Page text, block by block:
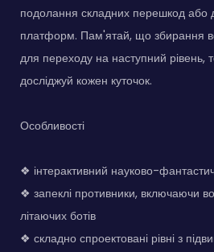
подолання складних перешкод або
платформ. Пам'ятай, що збирання
для переходу на наступний рівень,
досліджуй кожен куточок.
Особливості
❖ інтерактивний науково-
❖ запеклі противники, включаючи
літаючих ботів
❖ складно спроектовані рівні з